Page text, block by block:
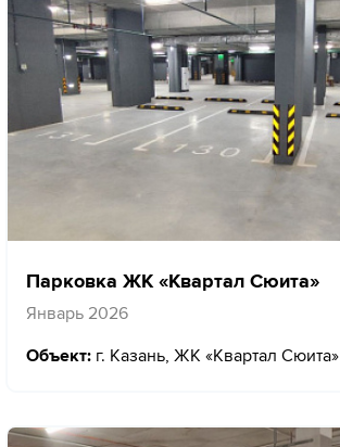
Парковка ЖК «Квартал Сюита»
Январь 2026
Объект: г. Казань, ЖК «Квартал Сюита»